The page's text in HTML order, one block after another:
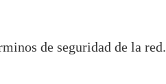
de seguridad de la red.